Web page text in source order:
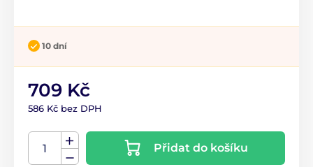
10 dní
709 Kč
586 Kč bez DPH
Přidat do košíku